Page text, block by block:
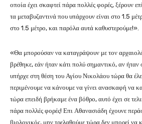
οποία έχει σκαφτεί πάρα πολλές φορές, ξέρουν
τα μεταβυζαντινά που υπάρχουν είναι στο 1.5
στο 1.5 μέτρο, και παρόλα αυτά καθυστερούμε!».
«Θα μπορούσαν να καταγράψουν με τον
βρέθηκε, εάν ήταν κάτι πολύ σημαντικό, αν ήταν
υπήρχε στη θέση του Αγίου Νικολάου τώρα θα
περιμένουμε να κάνουμε να γίνει ανασκαφή να
τώρα επειδή βρήκαμε ένα βόθρο, αυτό έχει σε
πάρα πολλές φορές! Επι Αθανασιάδη έχουνε
βιολογικός, μην τρελαθούμε τώρα δεν μπορεί να